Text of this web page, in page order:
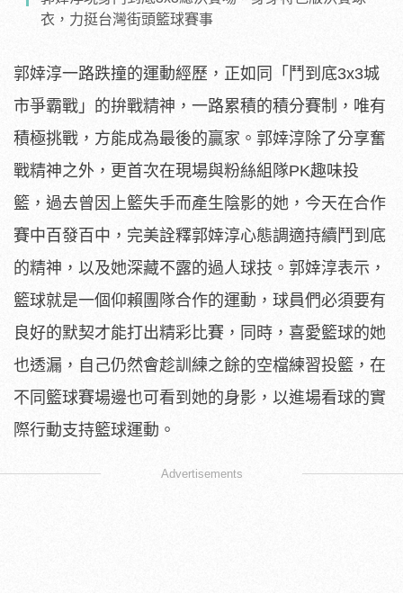
衣，力挺台灣街頭籃球賽事
郭婞淳一路跌撞的運動經歷，正如同「鬥到底3x3城
市爭霸戰」的拚戰精神，一路累積的積分賽制，唯有
積極挑戰，方能成為最後的贏家。郭婞淳除了分享奮
戰精神之外，更首次在現場與粉絲組隊PK趣味投
籃，過去曾因上籃失手而產生陰影的她，今天在合作
賽中百發百中，完美詮釋郭婞淳心態調適持續鬥到底
的精神，以及她深藏不露的過人球技。郭婞淳表示，
籃球就是一個仰賴團隊合作的運動，球員們必須要有
良好的默契才能打出精彩比賽，同時，喜愛籃球的她
也透漏，自己仍然會趁訓練之餘的空檔練習投籃，在
不同籃球賽場邊也可看到她的身影，以進場看球的實
際行動支持籃球運動。
Advertisements